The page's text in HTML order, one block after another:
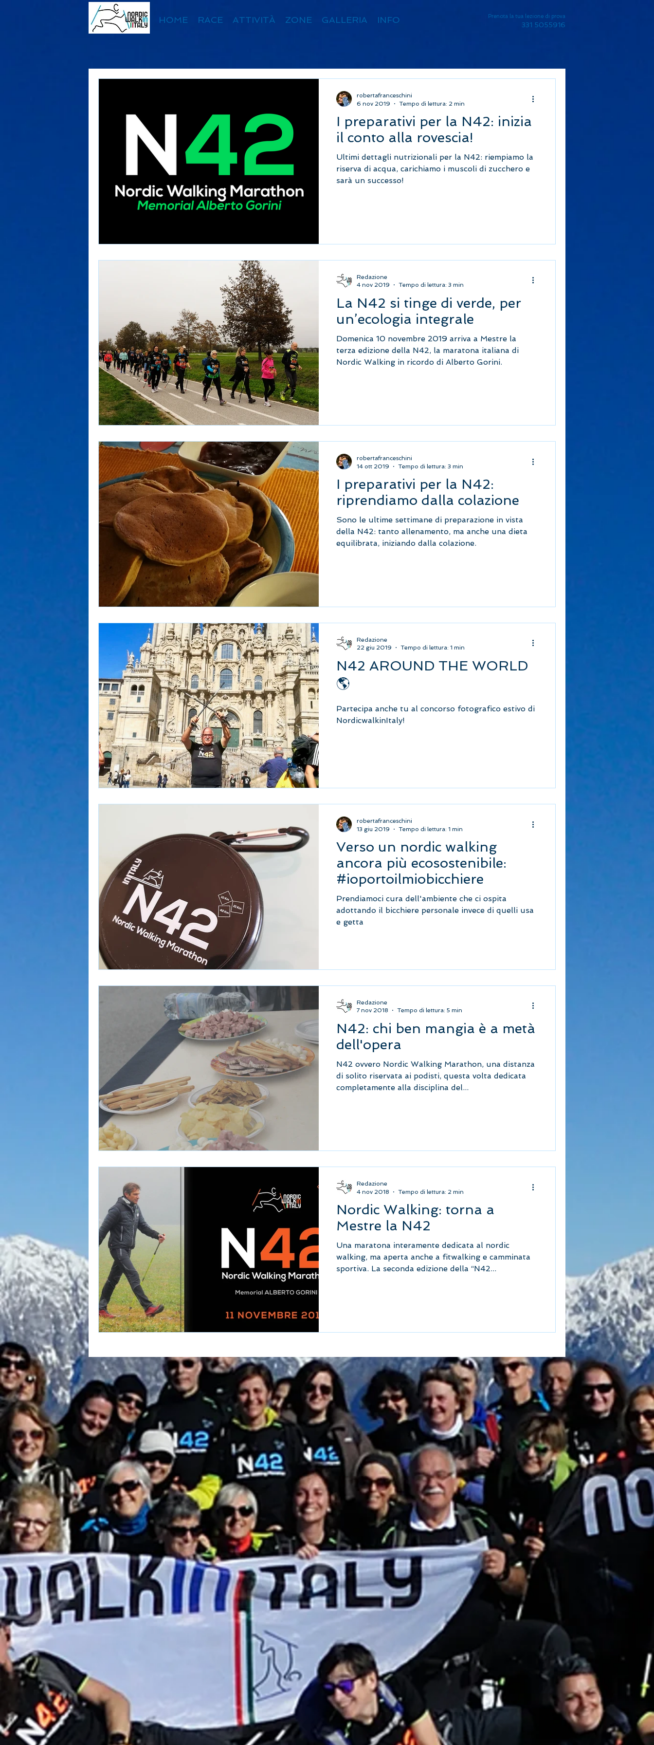
HOME RACE ATTIVITÀ ZONE GALLERIA INFO Prenota la tua lezione di prova
331 5055916
I preparativi per la N42: inizia
il conto alla rovescia!
Ultimi dettagli nutrizionali per la N42: riempiamo la
riserva di acqua, carichiamo i muscoli di zucchero e
sarà un successo!
robertafranceschini
6 nov 2019
Tempo di lettura: 2 min
La N42 si tinge di verde, per
un’ecologia integrale
Domenica 10 novembre 2019 arriva a Mestre la
terza edizione della N42, la maratona italiana di
Nordic Walking in ricordo di Alberto Gorini.
Redazione
4 nov 2019
Tempo di lettura: 3 min
I preparativi per la N42:
riprendiamo dalla colazione
Sono le ultime settimane di preparazione in vista
della N42: tanto allenamento, ma anche una dieta
equilibrata, iniziando dalla colazione.
robertafranceschini
14 ott 2019
Tempo di lettura: 3 min
N42 AROUND THE WORLD
🌎
Partecipa anche tu al concorso fotografico estivo di
NordicwalkinItaly!
Redazione
22 giu 2019
Tempo di lettura: 1 min
Verso un nordic walking
ancora più ecosostenibile:
#ioportoilmiobicchiere
Prendiamoci cura dell'ambiente che ci ospita
adottando il bicchiere personale invece di quelli usa
e getta
robertafranceschini
13 giu 2019
Tempo di lettura: 1 min
N42: chi ben mangia è a metà
dell'opera
N42 ovvero Nordic Walking Marathon, una distanza
di solito riservata ai podisti, questa volta dedicata
completamente alla disciplina del...
Redazione
7 nov 2018
Tempo di lettura: 5 min
Nordic Walking: torna a
Mestre la N42
Una maratona interamente dedicata al nordic
walking, ma aperta anche a fitwalking e camminata
sportiva. La seconda edizione della “N42...
Redazione
4 nov 2018
Tempo di lettura: 2 min